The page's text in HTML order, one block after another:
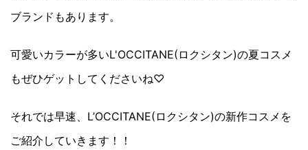
ブランドもあります。
可愛いカラーが多いL'OCCITANE(ロクシタン)の夏コスメ
もぜひゲットしてくださいね♡
それでは早速、L’OCCITANE(ロクシタン)の新作コスメを
ご紹介していきます！！